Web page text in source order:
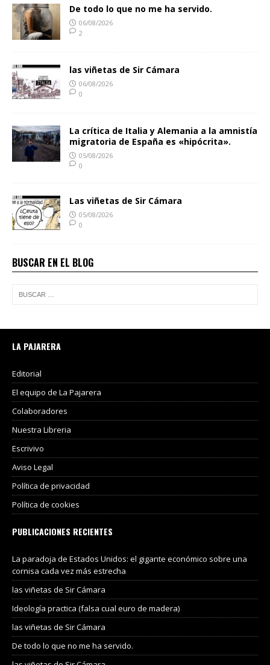
De todo lo que no me ha servido.
06/08/2026
2
las viñetas de Sir Cámara
06/08/2026
0
La crítica de Italia y Alemania a la amnistía
migratoria de España es «hipócrita».
05/08/2026
0
Las viñetas de Sir Cámara
05/08/2026
0
BUSCAR EN EL BLOG
LA PAJARERA
Editorial
El equipo de La Pajarera
Colaboradores
Nuestra Libreria
Escrivivo
Aviso Legal
Política de privacidad
Política de cookies
PUBLICACIONES RECIENTES
La paradoja de Estados Unidos: el gigante económico sobre una
cornisa cada vez más estrecha
las viñetas de Sir Cámara
Ideología practica (falsa cual euro de madera)
las viñetas de Sir Cámara
De todo lo que no me ha servido.